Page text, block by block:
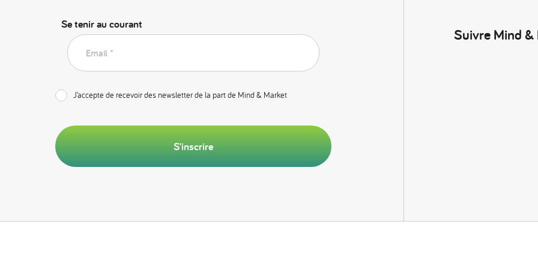
Se tenir au courant
Email *
J’accepte de recevoir des newsletter de la part de Mind & Market
S'inscrire
Suivre Mind &